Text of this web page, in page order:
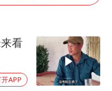
海鲜忘车里4天打开门满车都是蛆
福苑火灾或由烟头引起
西贝创始人贾国龙押注鲜羊赛道
本 千万市值蒸发
看
APP